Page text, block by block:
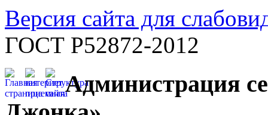
Версия сайта для
ГОСТ Р52872-2012
Администрация